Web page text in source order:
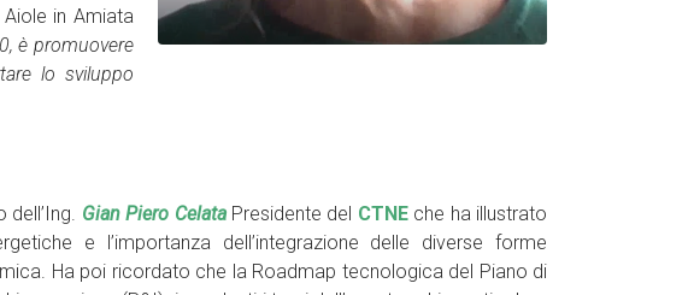
in Amiata
è promuovere
lo sviluppo
Gian Piero CelataPresidente del CTNE che ha illustrato
e l’importanza dell’integrazione delle diverse forme
Ha poi ricordato che la Roadmap tecnologica del Piano di